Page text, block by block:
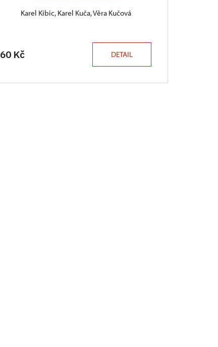
Karel Kibic, Karel Kuča, Věra Kučová
60 Kč DETAIL